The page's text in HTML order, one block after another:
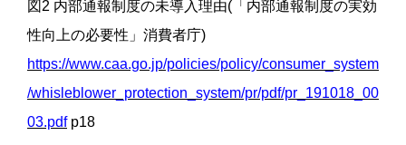
図2 内部通報制度の未導入理由(「内部通報制度の実効
性向上の必要性」消費者庁)
https://www.caa.go.jp/policies/policy/consumer_system
/whisleblower_protection_system/pr/pdf/pr_191018_00
03.pdfp18